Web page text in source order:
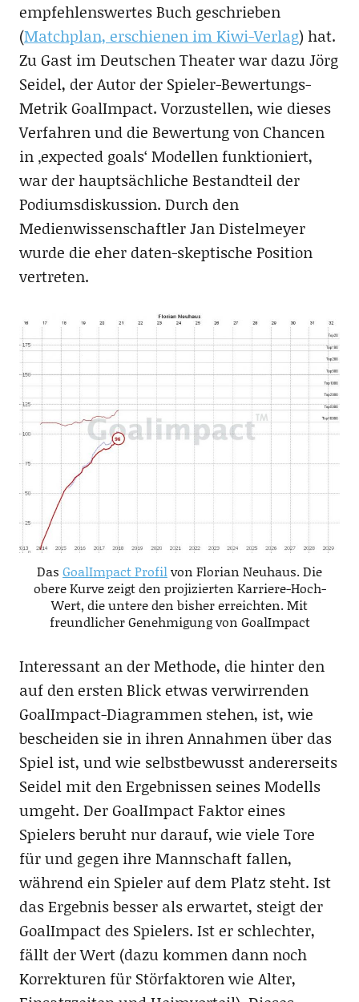
empfehlenswertes Buch geschrieben
(Matchplan, erschienen im Kiwi-Verlag) hat.
Zu Gast im Deutschen Theater war dazu Jörg
Seidel, der Autor der Spieler-Bewertungs-
Metrik GoalImpact. Vorzustellen, wie dieses
Verfahren und die Bewertung von Chancen
in ‚expected goals‘ Modellen funktioniert,
war der hauptsächliche Bestandteil der
Podiumsdiskussion. Durch den
Medienwissenschaftler Jan Distelmeyer
wurde die eher daten-skeptische Position
vertreten.
Das GoalImpact Profilvon Florian Neuhaus. Die
obere Kurve zeigt den projizierten Karriere-Hoch-
Wert, die untere den bisher erreichten. Mit
freundlicher Genehmigung von GoalImpact
Interessant an der Methode, die hinter den
auf den ersten Blick etwas verwirrenden
GoalImpact-Diagrammen stehen, ist, wie
bescheiden sie in ihren Annahmen über das
Spiel ist, und wie selbstbewusst andererseits
Seidel mit den Ergebnissen seines Modells
umgeht. Der GoalImpact Faktor eines
Spielers beruht nur darauf, wie viele Tore
für und gegen ihre Mannschaft fallen,
während ein Spieler auf dem Platz steht. Ist
das Ergebnis besser als erwartet, steigt der
GoalImpact des Spielers. Ist er schlechter,
fällt der Wert (dazu kommen dann noch
Korrekturen für Störfaktoren wie Alter,